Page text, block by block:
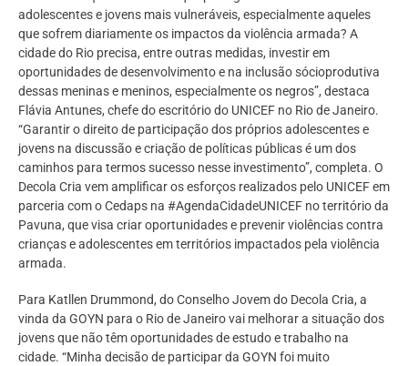
adolescentes e jovens mais vulneráveis, especialmente aqueles
que sofrem diariamente os impactos da violência armada? A
cidade do Rio precisa, entre outras medidas, investir em
oportunidades de desenvolvimento e na inclusão sócioprodutiva
dessas meninas e meninos, especialmente os negros”, destaca
Flávia Antunes, chefe do escritório do UNICEF no Rio de Janeiro.
“Garantir o direito de participação dos próprios adolescentes e
jovens na discussão e criação de políticas públicas é um dos
caminhos para termos sucesso nesse investimento”, completa. O
Decola Cria vem amplificar os esforços realizados pelo UNICEF em
parceria com o Cedaps na #AgendaCidadeUNICEF no território da
Pavuna, que visa criar oportunidades e prevenir violências contra
crianças e adolescentes em territórios impactados pela violência
armada.
Para Katllen Drummond, do Conselho Jovem do Decola Cria, a
vinda da GOYN para o Rio de Janeiro vai melhorar a situação dos
jovens que não têm oportunidades de estudo e trabalho na
cidade. “Minha decisão de participar da GOYN foi muito